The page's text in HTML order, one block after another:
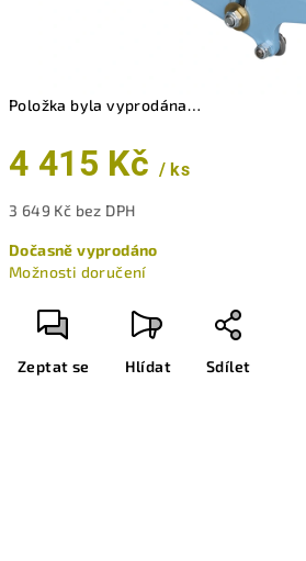
Položka byla vyprodána…
4 415 Kč / ks
3 649 Kč bez DPH
cena:
Dočasně vyprodáno
Možnosti doručení
Zeptat se Hlídat Sdílet